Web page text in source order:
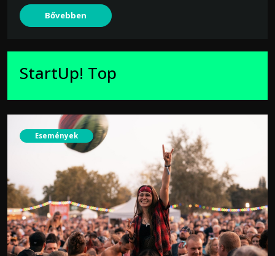
Bővebben
StartUp! Top
Események